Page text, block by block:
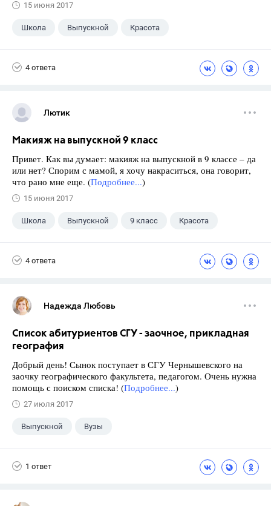
15 июня 2017
Школа Выпускной Красота
4 ответа
Лютик
Макияж на выпускной 9 класс
Привет. Как вы думает: макияж на выпускной в 9 классе – да
или нет? Спорим с мамой, я хочу накраситься, она говорит,
что рано мне еще. (Подробнее...)
15 июня 2017
Школа Выпускной 9 класс Красота
4 ответа
Надежда Любовь
Список абитуриентов СГУ - заочное, прикладная
география
Добрый день! Сынок поступает в СГУ Чернышевского на
заочку географического факультета, педагогом. Очень нужна
помощь с поиском списка! (Подробнее...)
27 июля 2017
Выпускной Вузы
1 ответ